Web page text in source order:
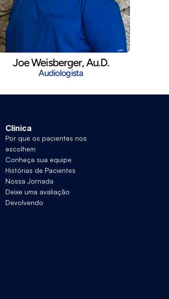
Joe Weisberger, Au.D.
Audiologista
Clínica
Por que os pacientes nos
escolhem
Conheça sua equipe
Histórias de Pacientes
Nossa Jornada
Deixe uma avaliação
Devolvendo